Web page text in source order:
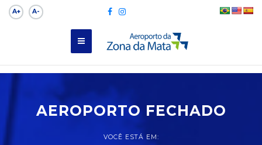
A+ A-
AEROPORTO FECHADO
VOCÊ ESTÁ EM: